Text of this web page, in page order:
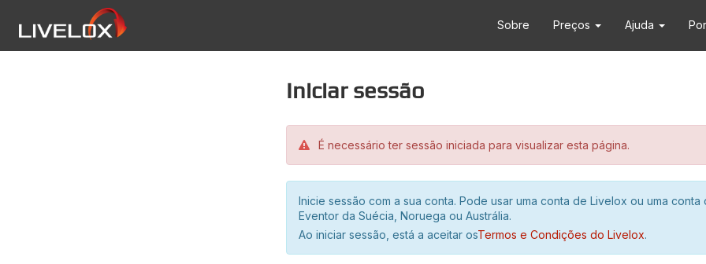
Sobre Preços Ajuda
Iniciar sessão
É necessário ter sessão iniciada para visualizar esta página.
Inicie sessão com a sua conta. Pode usar uma conta de Livelox ou uma conta
Eventor da Suécia, Noruega ou Austrália.
Ao iniciar sessão, está a aceitar osTermos e Condições do Livelox.